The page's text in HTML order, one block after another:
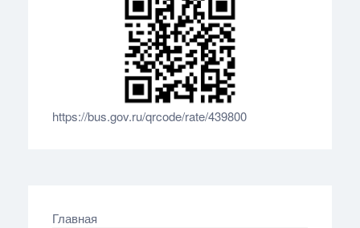
https://bus.gov.ru/qrcode/rate/439800
Главная